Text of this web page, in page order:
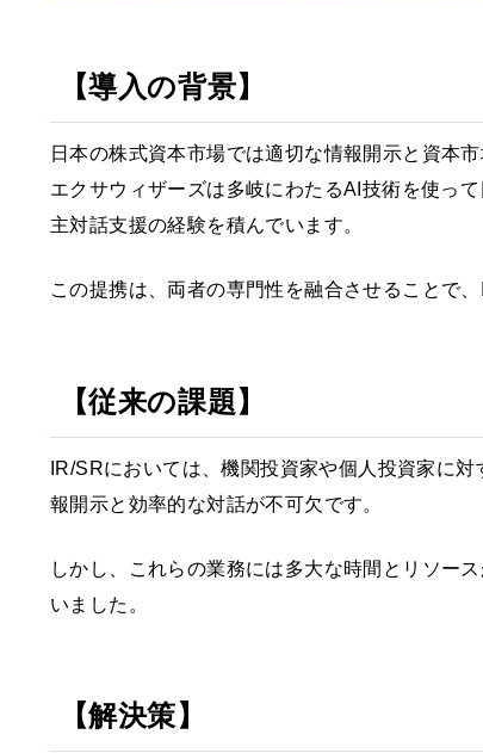
【導入の背景】
日本の株式資本市場では適切な情報開示と資本
エクサウィザーズは多岐にわたるAI技術を使っ
主対話支援の経験を積んでいます。
この提携は、両者の専門性を融合させることで
【従来の課題】
IR/SRにおいては、機関投資家や個人投資家に
報開示と効率的な対話が不可欠です。
しかし、これらの業務には多大な時間とリソー
いました。
【解決策】